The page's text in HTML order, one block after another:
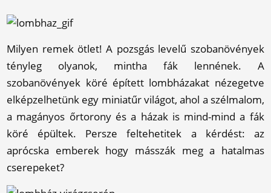
Milyen remek ötlet! A pozsgás levelű szobanövények
tényleg olyanok, mintha fák lennének. A
szobanövények köré épített lombházakat nézegetve
elképzelhetünk egy miniatűr világot, ahol a szélmalom,
a magányos őrtorony és a házak is mind-mind a fák
köré épültek. Persze feltehetitek a kérdést: az
aprócska emberek hogy másszák meg a hatalmas
cserepeket?